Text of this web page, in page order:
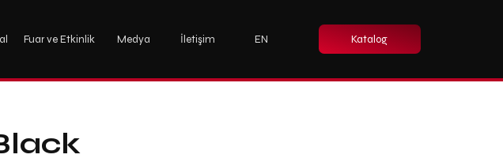
Fuar ve Etkinlik Medya İletişim EN Katalog